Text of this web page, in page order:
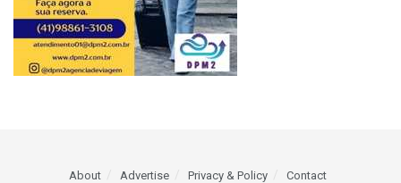
About Advertise Privacy & Policy Contact